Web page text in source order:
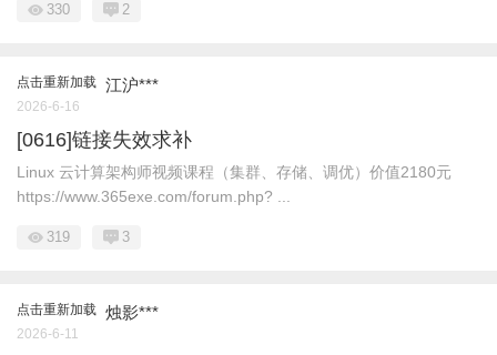
330 2
点击重新加载 江沪***
2026-6-16
[0616]链接失效求补
Linux 云计算架构师视频课程（集群、存储、调优）价值2180元
https://www.365exe.com/forum.php? ...
319 3
点击重新加载 烛影***
2026-6-11